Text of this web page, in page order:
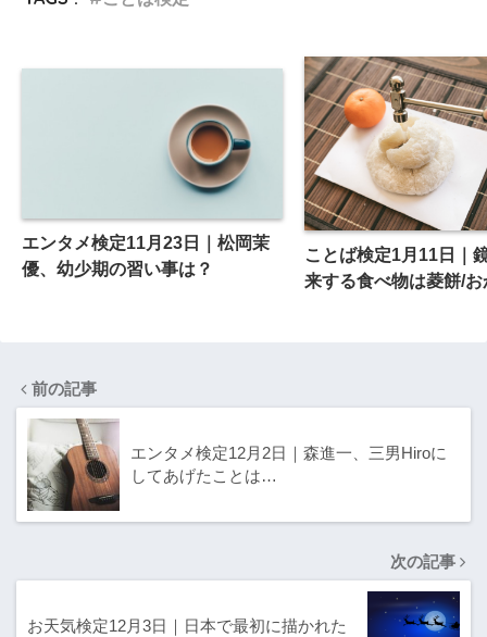
エンタメ検定11月23日｜松岡茉
優、幼少期の習い事は？
ことば検定1月11日｜
来する食べ物は菱餅/お
前の記事
エンタメ検定12月2日｜森進一、三男Hiroに
してあげたことは…
次の記事
お天気検定12月3日｜日本で最初に描かれた